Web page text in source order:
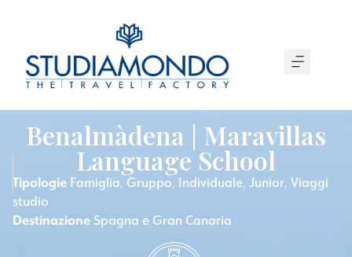
Benalmàdena | Maravillas
Language School
Tipologie Famiglia, Gruppo, Individuale, Junior, Viaggi
studio
DestinazioneSpagna e Gran Canaria